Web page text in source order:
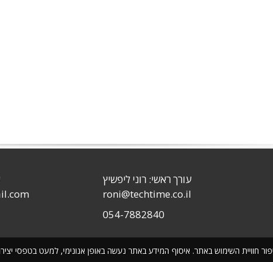
חוויית השימוש באתר. איסוף המידע באתר נעשה באופן אנונימי, למעט בטפסי
עורך ראשי: רוני ליפשיץ
roni@techtime.co.il
054-7882840